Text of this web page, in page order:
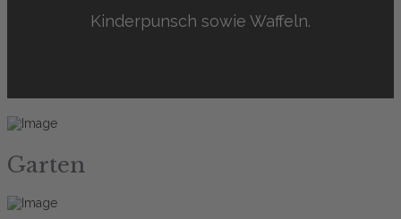
Kinderpunsch sowie Waffeln.
Garten